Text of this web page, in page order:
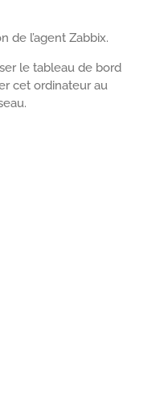
de l’agent Zabbix.
le tableau de bord
cet ordinateur au